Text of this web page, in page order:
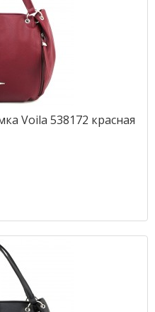
Voila 538172 красная